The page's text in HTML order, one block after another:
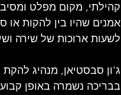
קהילתי, מקום מפלט
אמנים שהיו בין להקות
לשעות ארוכות של שירה